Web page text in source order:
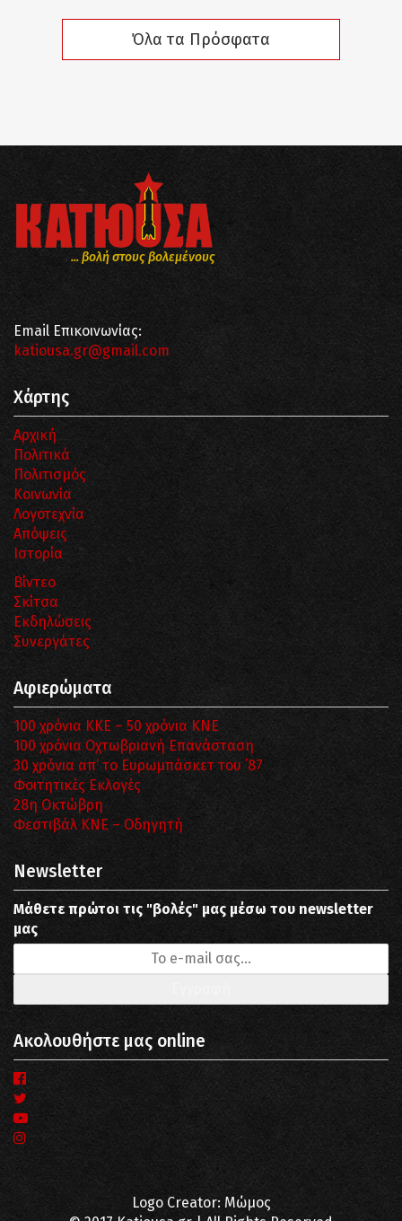
Όλα τα Πρόσφατα
... βολή στους βολεμένους
Email Επικοινωνίας:
katiousa.gr@gmail.com
Χάρτης
Αρχική
Πολιτικά
Πολιτισμός
Κοινωνία
Λογοτεχνία
Απόψεις
Ιστορία
Βίντεο
Σκίτσα
Εκδηλώσεις
Συνεργάτες
Αφιερώματα
100 χρόνια ΚΚΕ – 50 χρόνια ΚΝΕ
100 χρόνια Οχτωβριανή Επανάσταση
30 χρόνια απ’ το Ευρωμπάσκετ του ΄87
Φοιτητικές Εκλογές
28η Οκτώβρη
Φεστιβάλ ΚΝΕ – Οδηγητή
Newsletter
Μάθετε πρώτοι τις "βολές" μας μέσω του newsletter
μας
Ακολουθήστε μας online
Logo Creator: Μώμος